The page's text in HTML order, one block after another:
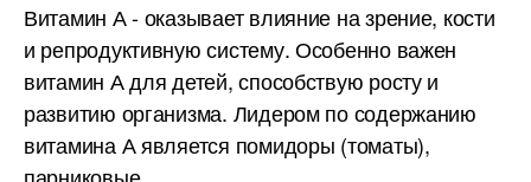
Витамин А - оказывает влияние на зрение, кости
и репродуктивную систему. Особенно важен
витамин А для детей, способствую росту и
развитию организма. Лидером по содержанию
витамина А является помидоры (томаты),